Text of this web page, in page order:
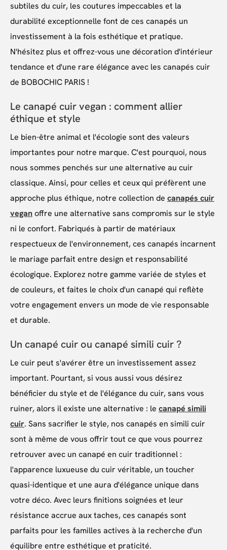
subtiles du cuir, les coutures impeccables et la
durabilité exceptionnelle font de ces canapés un
investissement à la fois esthétique et pratique.
N'hésitez plus et offrez-vous une décoration d'intérieur
tendance et d'une rare élégance avec les canapés cuir
de BOBOCHIC PARIS !
Le canapé cuir vegan : comment allier
éthique et style
Le bien-être animal et l'écologie sont des valeurs
importantes pour notre marque. C'est pourquoi, nous
nous sommes penchés sur une alternative au cuir
classique. Ainsi, pour celles et ceux qui préfèrent une
approche plus éthique, notre collection de canapés cuir
veganoffre une alternative sans compromis sur le style
ni le confort. Fabriqués à partir de matériaux
respectueux de l'environnement, ces canapés incarnent
le mariage parfait entre design et responsabilité
écologique. Explorez notre gamme variée de styles et
de couleurs, et faites le choix d'un canapé qui reflète
votre engagement envers un mode de vie responsable
et durable.
Un canapé cuir ou canapé simili cuir ?
Le cuir peut s'avérer être un investissement assez
important. Pourtant, si vous aussi vous désirez
bénéficier du style et de l'élégance du cuir, sans vous
ruiner, alors il existe une alternative : le canapé simili
cuir. Sans sacrifier le style, nos canapés en simili cuir
sont à même de vous offrir tout ce que vous pourrez
retrouver avec un canapé en cuir traditionnel :
l'apparence luxueuse du cuir véritable, un toucher
quasi-identique et une aura d'élégance unique dans
votre déco. Avec leurs finitions soignées et leur
résistance accrue aux taches, ces canapés sont
parfaits pour les familles actives à la recherche d'un
équilibre entre esthétique et praticité.